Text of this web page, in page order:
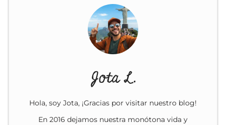
Jota L.
Hola, soy Jota, ¡Gracias por visitar nuestro blog!
En 2016 dejamos nuestra monótona vida y